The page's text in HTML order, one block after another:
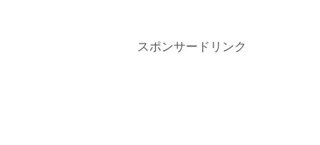
スポンサードリンク